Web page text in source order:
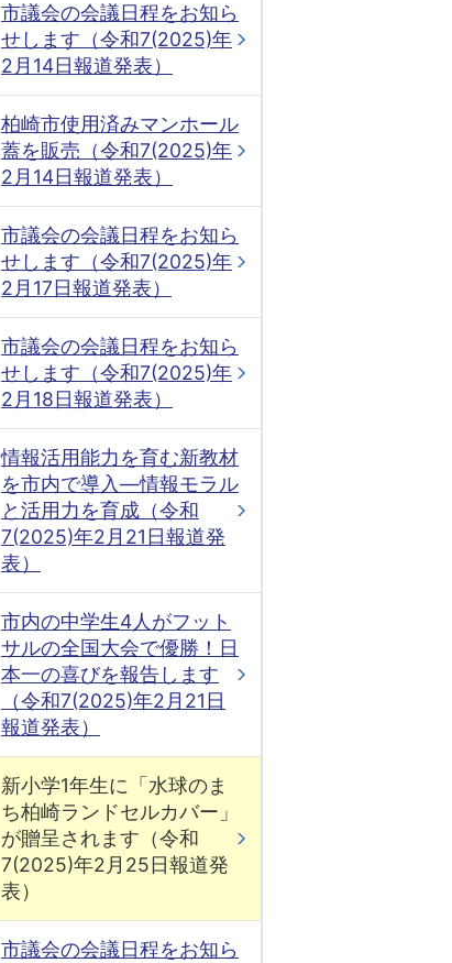
市議会の会議日程をお知ら
せします（令和7(2025)年
2月14日報道発表）
柏崎市使用済みマンホール
蓋を販売（令和7(2025)年
2月14日報道発表）
市議会の会議日程をお知ら
せします（令和7(2025)年
2月17日報道発表）
市議会の会議日程をお知ら
せします（令和7(2025)年
2月18日報道発表）
情報活用能力を育む新教材
を市内で導入―情報モラル
と活用力を育成（令和
7(2025)年2月21日報道発
表）
市内の中学生4人がフット
サルの全国大会で優勝！日
本一の喜びを報告します
（令和7(2025)年2月21日
報道発表）
新小学1年生に「水球のま
ち柏崎ランドセルカバー」
が贈呈されます（令和
7(2025)年2月25日報道発
表）
市議会の会議日程をお知ら